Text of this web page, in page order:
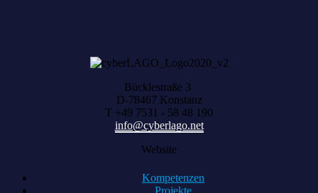
Bücklestraße 3
D-78467 Konstanz
T +49 7531 - 58 48 190
info@cyberlago.net
Website
Kompetenzen
Projekte